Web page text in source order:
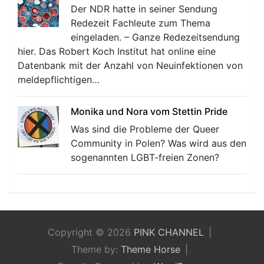
Der NDR hatte in seiner Sendung
Redezeit Fachleute zum Thema
eingeladen. – Ganze Redezeitsendung
hier. Das Robert Koch Institut hat online eine
Datenbank mit der Anzahl von Neuinfektionen von
meldepflichtigen…
Monika und Nora vom Stettin Pride
Was sind die Probleme der Queer
Community in Polen? Was wird aus den
sogenannten LGBT-freien Zonen?
Copyright © 2026 PINK CHANNEL
Theme by: Theme Horse